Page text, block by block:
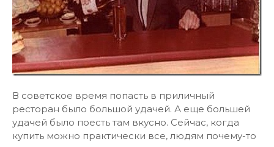
В советское время попасть в приличный
ресторан было большой удачей. А еще большей
удачей было поесть там вкусно. Сейчас, когда
купить можно практически все, людям почему-то